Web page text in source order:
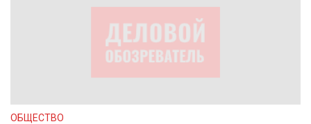
ОБЩЕСТВО